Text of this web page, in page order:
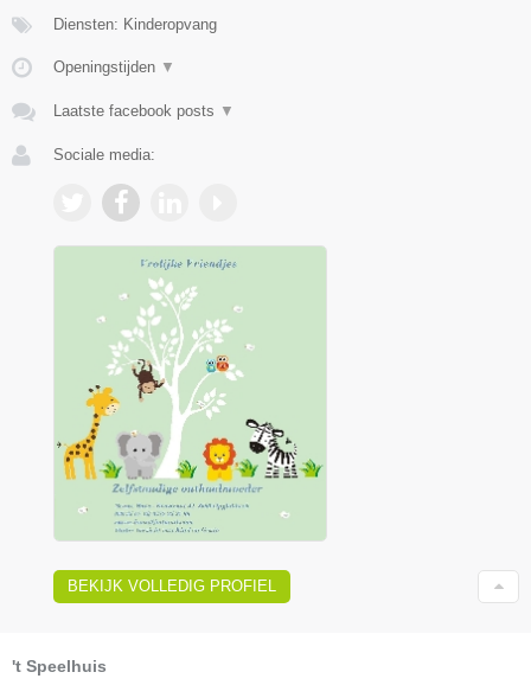
Diensten: Kinderopvang
Openingstijden ▼
Laatste facebook posts ▼
Sociale media:
BEKIJK VOLLEDIG PROFIEL
't Speelhuis